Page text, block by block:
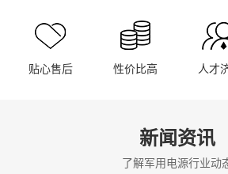
贴心售后 性价比高 人才
新闻资讯
了解军用电源行业动